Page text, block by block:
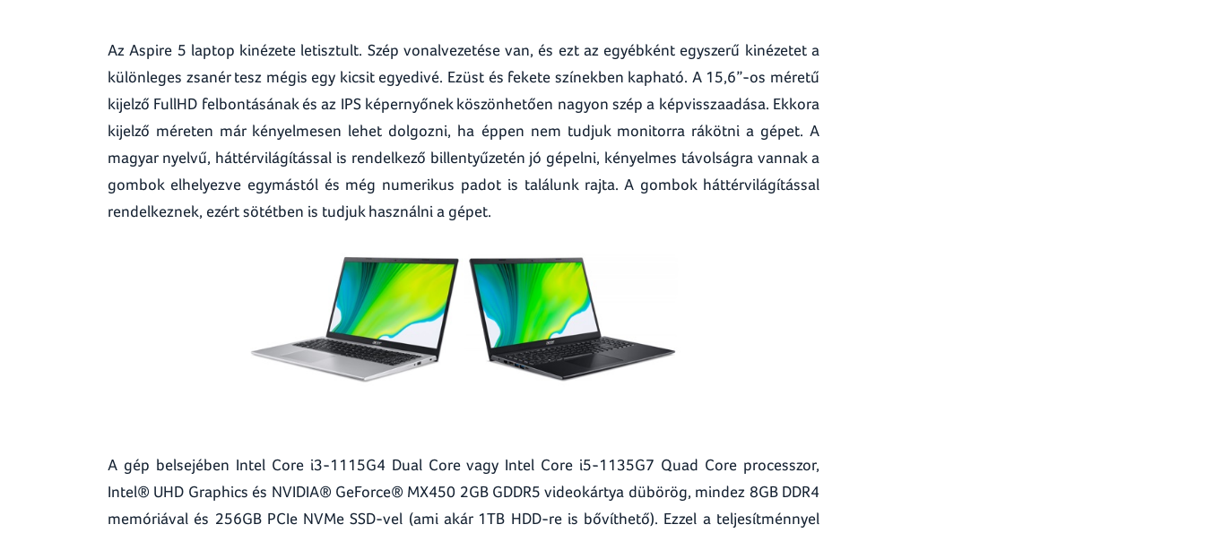
Az Aspire 5 laptop kinézete letisztult. Szép vonalvezetése van, és ezt az egyébként egyszerű kinézetet a
különleges zsanér tesz mégis egy kicsit egyedivé. Ezüst és fekete színekben kapható. A 15,6”-os méretű
kijelző FullHD felbontásának és az IPS képernyőnek köszönhetően nagyon szép a képvisszaadása. Ekkora
kijelző méreten már kényelmesen lehet dolgozni, ha éppen nem tudjuk monitorra rákötni a gépet. A
magyar nyelvű, háttérvilágítással is rendelkező billentyűzetén jó gépelni, kényelmes távolságra vannak a
gombok elhelyezve egymástól és még numerikus padot is találunk rajta. A gombok háttérvilágítással
rendelkeznek, ezért sötétben is tudjuk használni a gépet.
A gép belsejében Intel Core i3-1115G4 Dual Core vagy Intel Core i5-1135G7 Quad Core processzor,
Intel® UHD Graphics és NVIDIA® GeForce® MX450 2GB GDDR5 videokártya dübörög, mindez 8GB DDR4
memóriával és 256GB PCIe NVMe SSD-vel (ami akár 1TB HDD-re is bővíthető). Ezzel a teljesítménnyel